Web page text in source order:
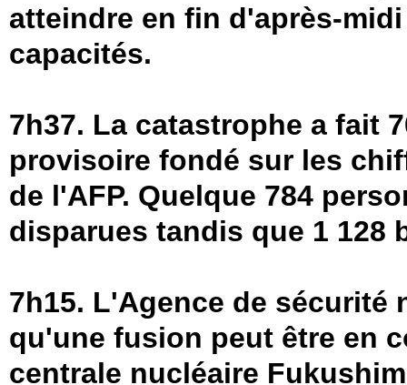
atteindre en fin d'après-
capacités.
7h37. La catastrophe a fait
provisoire fondé sur les
de l'AFP. Quelque 784
disparues tandis que 1 128
7h15. L'Agence de
qu'une fusion peut être en
centrale nucléaire